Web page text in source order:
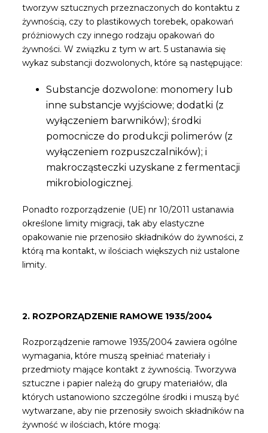
tworzyw sztucznych przeznaczonych do kontaktu z
żywnością, czy to plastikowych torebek, opakowań
próżniowych czy innego rodzaju opakowań do
żywności. W związku z tym w art. 5 ustanawia się
wykaz substancji dozwolonych, które są następujące:
Substancje dozwolone: ​​monomery lub
inne substancje wyjściowe; dodatki (z
wyłączeniem barwników); środki
pomocnicze do produkcji polimerów (z
wyłączeniem rozpuszczalników); i
makrocząsteczki uzyskane z fermentacji
mikrobiologicznej.
Ponadto rozporządzenie (UE) nr 10/2011 ustanawia
określone limity migracji, tak aby elastyczne
opakowanie nie przenosiło składników do żywności, z
którą ma kontakt, w ilościach większych niż ustalone
limity.
2. ROZPORZĄDZENIE RAMOWE 1935/2004
Rozporządzenie ramowe 1935/2004 zawiera ogólne
wymagania, które muszą spełniać materiały i
przedmioty mające kontakt z żywnością. Tworzywa
sztuczne i papier należą do grupy materiałów, dla
których ustanowiono szczególne środki i muszą być
wytwarzane, aby nie przenosiły swoich składników na
żywność w ilościach, które mogą: